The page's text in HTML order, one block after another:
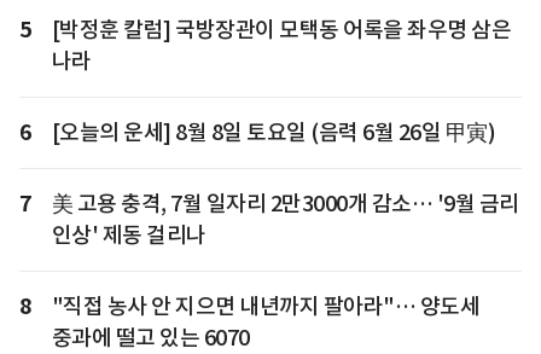
5
[박정훈 칼럼] 국방장관이 모택동 어록을 좌우명 삼은
나라
6 [오늘의 운세] 8월 8일 토요일 (음력 6월 26일 甲寅)
7
美 고용 충격, 7월 일자리 2만3000개 감소… '9월 금리
인상' 제동 걸리나
8
"직접 농사 안 지으면 내년까지 팔아라"… 양도세
중과에 떨고 있는 6070